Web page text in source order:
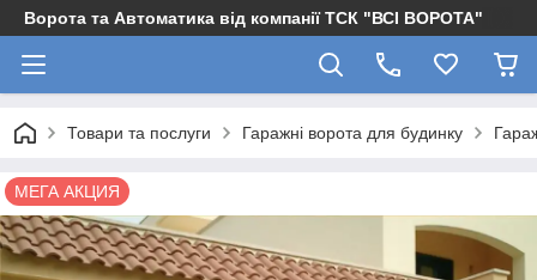
Ворота та Автоматика від компанії ТСК "ВСІ ВОРОТА"
Товари та послуги Гаражні ворота для будинку
МЕГА АКЦИЯ